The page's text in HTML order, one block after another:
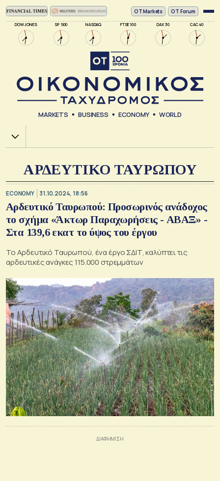
DOW JONES SP 500 NASDAQ FTSE 100 DAX 30 CAC 40
ΟΤ Markets OT Forum
MARKETS BUSINESS ECONOMY WORLD
Χ.Α.
ΑΡΔΕΥΤΙΚΟ ΤΑΥΡΩΠΟΥ
ECONOMY 31.10.2024, 18:56
Αρδευτικό Ταυρωπού: Προσωρινός ανάδοχος
το σχήμα «Άκτωρ Παραχωρήσεις - ΑΒΑΞ» -
Στα 139,6 εκατ το ύψος του έργου
Το Αρδευτικό Ταυρωπού, ένα έργο ΣΔΙΤ, καλύπτει τις
αρδευτικές ανάγκες 115.000 στρεμμάτων